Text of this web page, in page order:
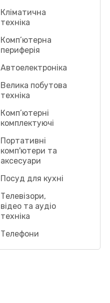
Кліматична
техніка
Комп’ютерна
периферія
Автоелектроніка
Велика побутова
техніка
Комп’ютерні
комплектуючі
Портативні
комп'ютери та
аксесуари
Посуд для кухні
Телевізори,
відео та аудіо
техніка
Телефони